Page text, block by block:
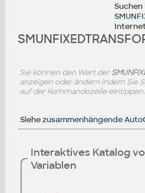
Suchen
Internet
Sie können den Wert der
anzeigen oder ändern indem Sie
auf der Kommandozeile eintippen.
Siehezusammenhängende
Interaktives Katalog
Variablen